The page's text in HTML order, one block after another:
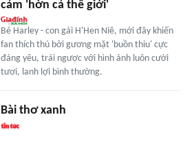
cảm 'hờn cả thế giới'
Bé Harley - con gái H'Hen Niê, mới đây khiến
fan thích thú bởi gương mặt 'buồn thiu' cực
đáng yêu, trái ngược với hình ảnh luôn cười
tươi, lanh lợi bình thường.
Bài thơ xanh